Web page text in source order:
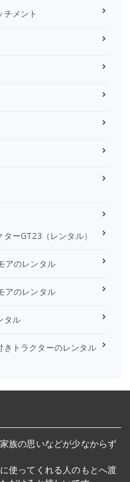
チメント
ーGT23（レンタル）
アのレンタル
アのレンタル
タル
トラクターのレンタル
族の思いなどが少なからず
使ってくれる人のもとへ渡